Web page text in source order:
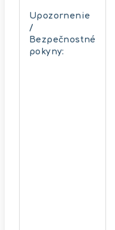
Upozornenie
/
Bezpečnostné
pokyny: